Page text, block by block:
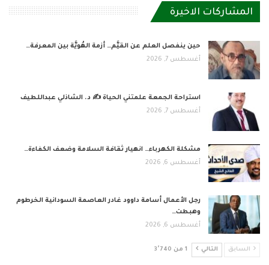
المشاركات الاخيرة
حين ينفصل العلم عن القيَّم… أزمة الهُويَّة بين المعرفة…
أغسطس 7, 2026
استراحة الجمعة علمتني الحياة ✍️ د. الشاذلي عبداللطيف
أغسطس 7, 2026
مشكلة الكهرباء… انهيار ثقافة السلامة وضعف الكفاءة…
أغسطس 6, 2026
رجل الأعمال أسامة داوود غادر العاصمة السودانية الخرطوم
وهبطت…
أغسطس 6, 2026
السابق التالي 1 من 3٬740